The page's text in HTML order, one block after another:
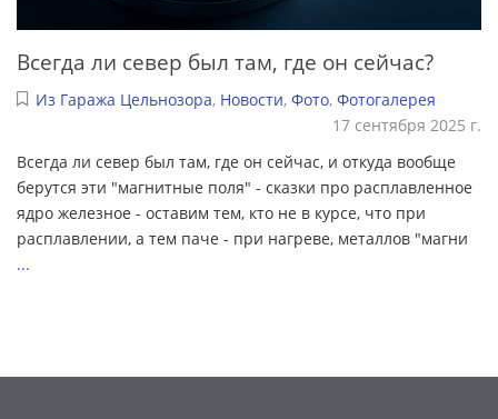
Всегда ли север был там, где он сейчас?
Из Гаража Цельнозора, Новости, Фото, Фотогалерея
17 сентября 2025 г.
Всегда ли север был там, где он сейчас, и откуда вообще
берутся эти "магнитные поля" - сказки про расплавленное
ядро железное - оставим тем, кто не в курсе, что при
расплавлении, а тем паче - при нагреве, металлов "магни
...